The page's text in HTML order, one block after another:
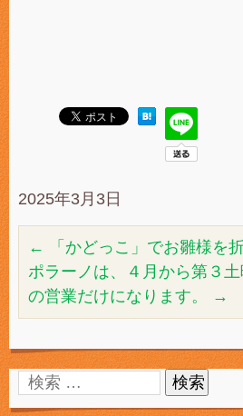
2025年3月3日
←
「かどっこ」でお雛様を
ポラーノは、４月から第３
の営業だけになります。
→